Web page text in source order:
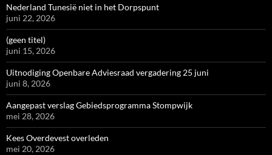
Nederland Tunesië niet in het Dorpspunt
juni 22, 2026
(geen titel)
juni 15, 2026
Uitnodiging Openbare Adviesraad vergadering 25 juni
juni 8, 2026
Aangepast verslag Gebiedsprogramma Stompwijk
mei 28, 2026
Kees Overdevest overleden
mei 20, 2026